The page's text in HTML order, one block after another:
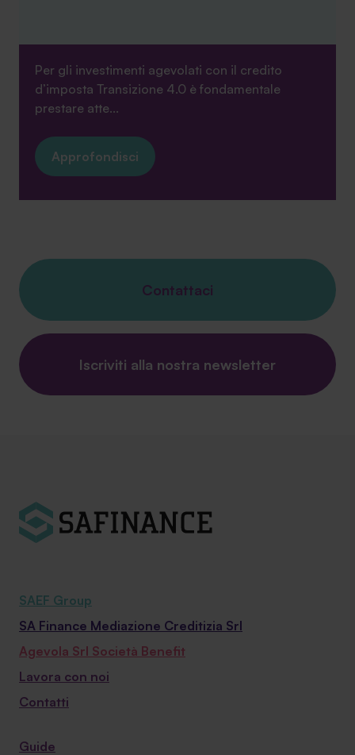
Per gli investimenti agevolati con il credito
d’imposta Transizione 4.0 è fondamentale
prestare atte...
Approfondisci
Contattaci
Iscriviti alla nostra newsletter
SAEF Group
SA Finance Mediazione Creditizia Srl
Agevola Srl Società Benefit
Lavora con noi
Contatti
Guide